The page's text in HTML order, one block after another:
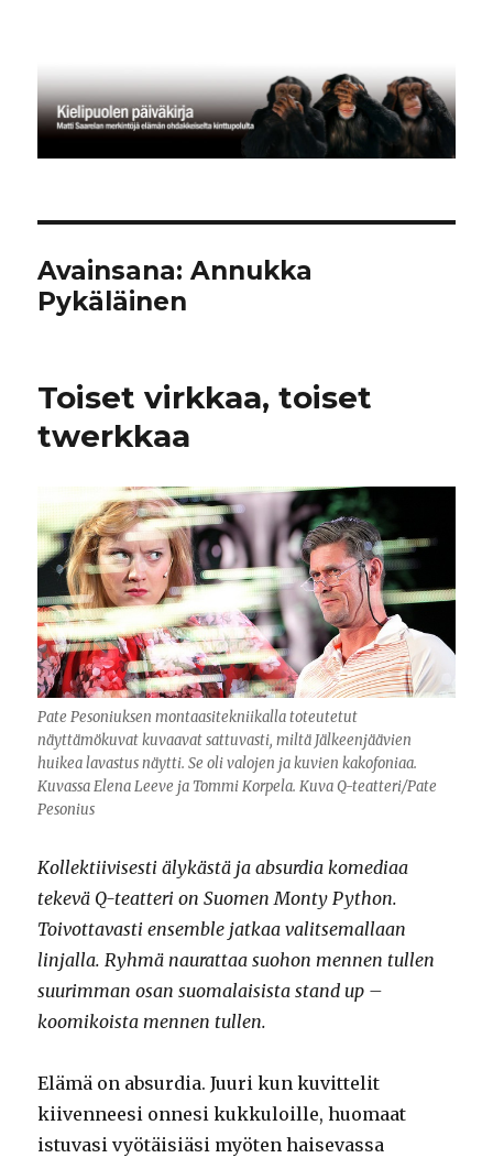
Avainsana:Annukka
Pykäläinen
Toiset virkkaa, toiset
twerkkaa
Pate Pesoniuksen montaasitekniikalla toteutetut
näyttämökuvat kuvaavat sattuvasti, miltä Jälkeenjäävien
huikea lavastus näytti. Se oli valojen ja kuvien kakofoniaa.
Kuvassa Elena Leeve ja Tommi Korpela. Kuva Q-teatteri/Pate
Pesonius
Kollektiivisesti älykästä ja absurdia komediaa
tekevä Q-teatteri on Suomen Monty Python.
Toivottavasti ensemble jatkaa valitsemallaan
linjalla. Ryhmä naurattaa suohon mennen tullen
suurimman osan suomalaisista stand up –
koomikoista mennen tullen.
Elämä on absurdia. Juuri kun kuvittelit
kiivenneesi onnesi kukkuloille, huomaat
istuvasi vyötäisiäsi myöten haisevassa